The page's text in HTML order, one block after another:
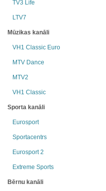
TV3 Life
LTV7
Mūzikas kanāli
VH1 Classic Euro
MTV Dance
MTV2
VH1 Classic
Sporta kanāli
Eurosport
Sportacentrs
Eurosport 2
Extreme Sports
Bērnu kanāli